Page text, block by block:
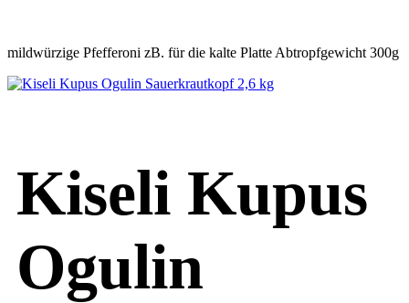
mildwürzige Pfefferoni zB. für die kalte Platte Abtropfgewicht 300g
Kiseli Kupus
Ogulin